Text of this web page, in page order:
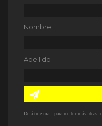
Nombre
Apellido
Dejá tu e-mail para recibir más ideas,